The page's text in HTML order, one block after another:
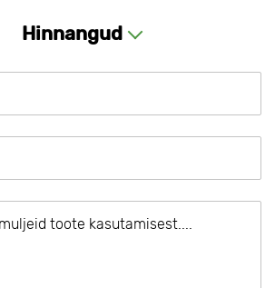
Hinnangud